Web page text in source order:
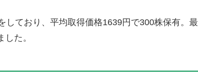
しており、平均取得価格1639円で300株保有。最
した。